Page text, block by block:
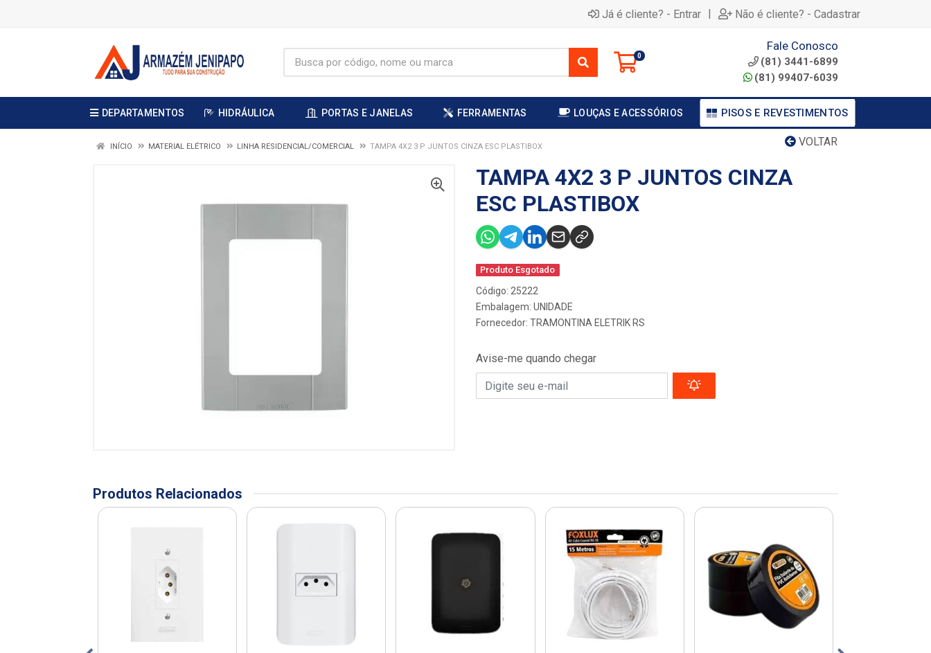
Já é cliente? - Entrar | Não é cliente? - Cadastrar
0
Fale Conosco
(81) 3441-6899
(81) 99407-6039
DEPARTAMENTOS HIDRÁULICA PORTAS E JANELAS FERRAMENTAS LOUÇAS E ACESSÓRIOS PISOS E REVESTIMENTOS
VOLTAR
INÍCIO MATERIAL ELÉTRICO LINHA RESIDENCIAL/COMERCIAL TAMPA 4X2 3 P JUNTOS CINZA ESC PLASTIBOX
TAMPA 4X2 3 P JUNTOS CINZA
ESC PLASTIBOX
Produto Esgotado
Código: 25222
Embalagem: UNIDADE
Fornecedor: TRAMONTINA ELETRIK RS
Avise-me quando chegar
Produtos Relacionados